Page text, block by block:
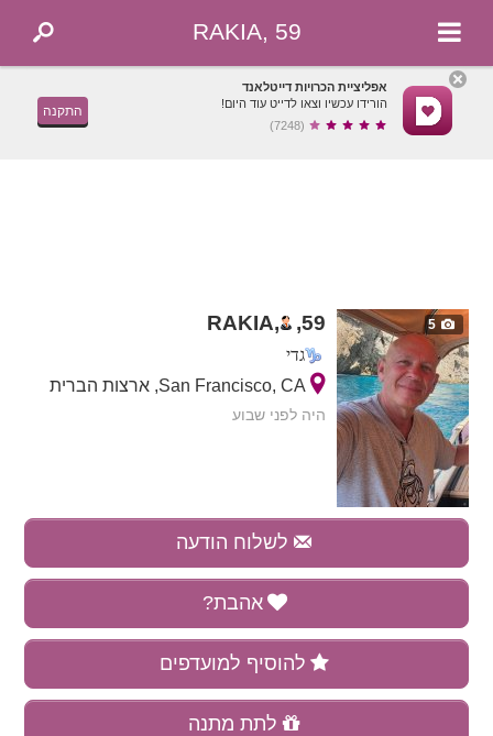
RAKIA, 59
אפליציית הכרויות דייטלאנד
הורידו עכשיו וצאו לדייט עוד היום!
(7248)
התקנה
5
RAKIA, ,59
גדי
San Francisco, CA, ארצות הברית
היה לפני שבוע
לשלוח הודעה
אהבת?
להוסיף למועדפים
לתת מתנה